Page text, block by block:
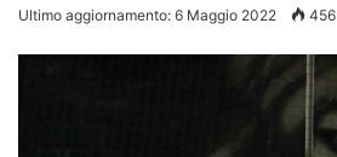
Ultimo aggiornamento: 6 Maggio 2022 456